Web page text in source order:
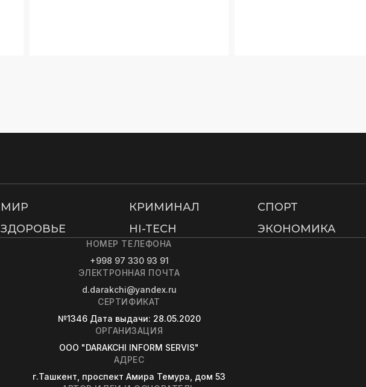
МИР КРИМИНАЛ СПОРТ
ЗДОРОВЬЕ HI-TECH ЭКОНОМИКА
НОМЕР ТЕЛЕФОНА
+998 97 330 93 91
ЭЛЕКТРОННАЯ ПОЧТА
d.darakchi@yandex.ru
СЕРТИФИКАТ
№1346 Дата выдачи: 28.05.2020
ОРГАНИЗАЦИЯ
OOO "DARAKCHI INFORM SERVIS"
АДРЕС
г.Ташкент, проспект Амира Темура, дом 53